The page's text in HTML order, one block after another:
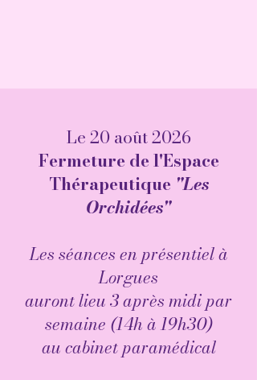
Le 20 août 2026
Fermeture de l'Espace
Thérapeutique "Les
Orchidées"
Les séances en présentiel à
Lorgues
auront lieu 3 après midi par
semaine (14h à 19h30)
au cabinet paramédical